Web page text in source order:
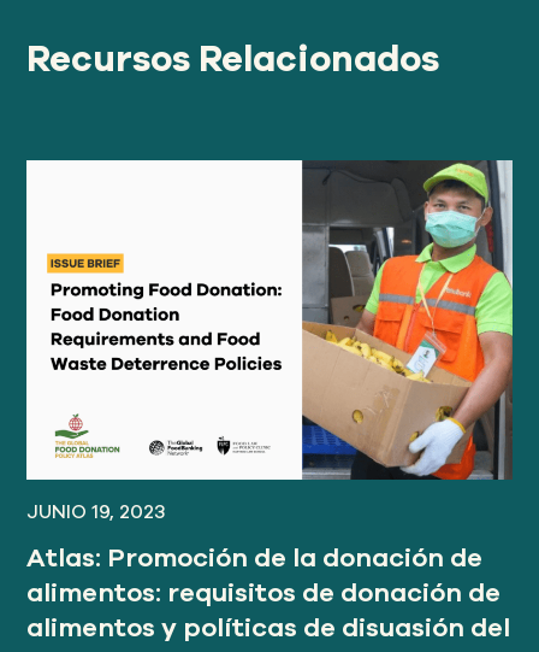
Recursos Relacionados
JUNIO 19, 2023
Atlas: Promoción de la donación de
alimentos: requisitos de donación de
alimentos y políticas de disuasión del